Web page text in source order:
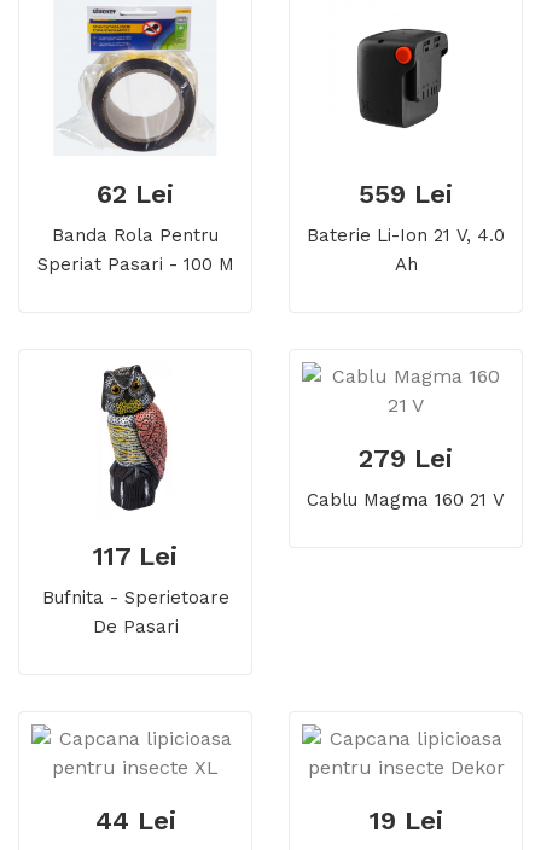
62 Lei
Banda Rola Pentru
Speriat Pasari - 100 M
559 Lei
Baterie Li-Ion 21 V, 4.0
Ah
117 Lei
Bufnita - Sperietoare
De Pasari
279 Lei
Cablu Magma 160 21 V
44 Lei 19 Lei